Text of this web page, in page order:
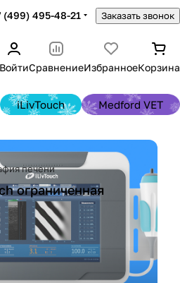
(499) 495-48-21 Заказать звонок
ВойтиСравнениеИзбранноеКорзина
iLivTouch Medford VET
печени
ограниченная